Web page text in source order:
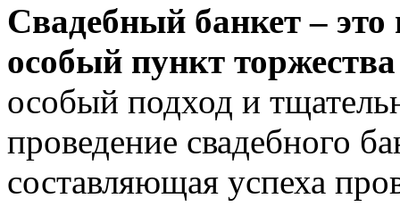
Свадебный банкет – это
особый пункт торжества
особый подход и
проведение свадебного
составляющая успеха